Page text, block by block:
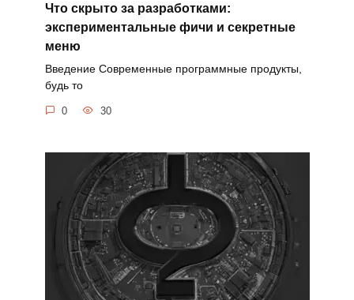
Что скрыто за разработками:
экспериментальные фичи и секретные
меню
Введение Современные программные продукты,
будь то
0 30